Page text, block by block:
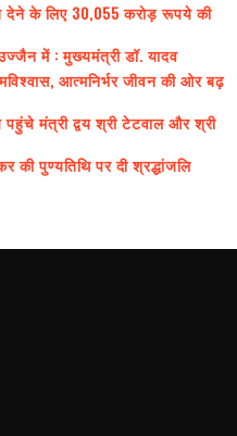
के लिए 30,055 करोड़ रूपये की
में : मुख्यमंत्री डॉ. यादव
आत्मनिर्भर जीवन की ओर बढ़
मंत्री द्वय श्री टेटवाल और श्री
की पुण्यतिथि पर दी श्रद्धांजलि